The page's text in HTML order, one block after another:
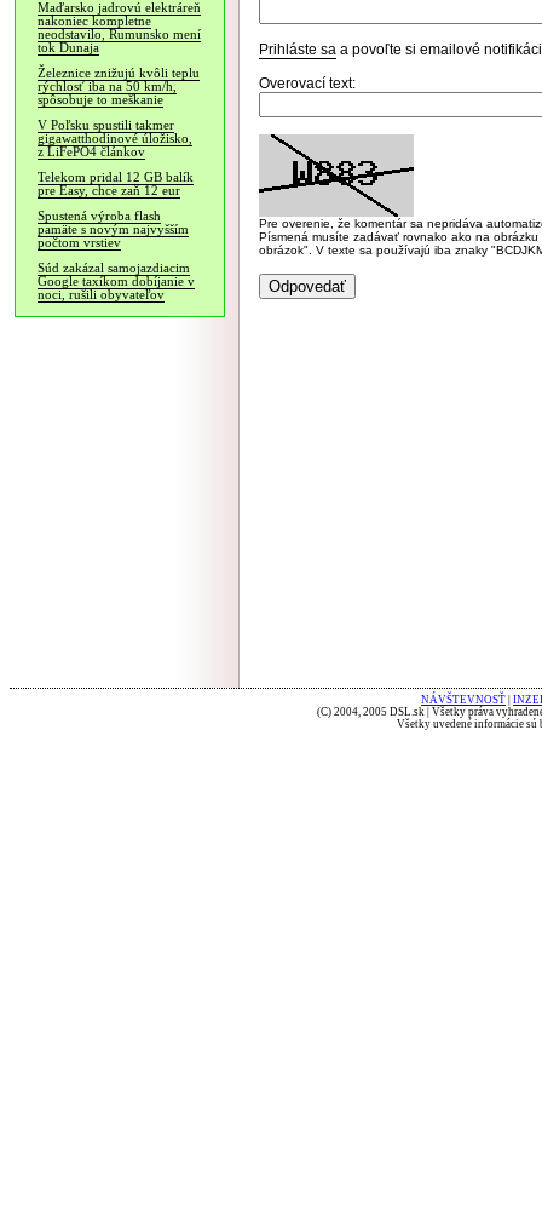
Maďarsko jadrovú elektráreň
nakoniec kompletne
neodstavilo, Rumunsko mení
tok Dunaja
Železnice znižujú kvôli teplu
rýchlosť iba na 50 km/h,
spôsobuje to meškanie
V Poľsku spustili takmer
gigawatthodinové úložisko,
z LiFePO4 článkov
Telekom pridal 12 GB balík
pre Easy, chce zaň 12 eur
Spustená výroba flash
pamäte s novým najvyšším
počtom vrstiev
Súd zakázal samojazdiacim
Google taxíkom dobíjanie v
noci, rušili obyvateľov
Prihláste sa a povoľte si emailové
Overovací text:
Pre overenie, že komentár sa nepridáva
Písmená musíte zadávať rovnako ako na
obrázok". V texte sa používajú iba znaky
NÁVŠTEVNOSŤ
(C) 2004, 2005 DSL.sk | Všetky práva
Všetky uvedené informácie sú